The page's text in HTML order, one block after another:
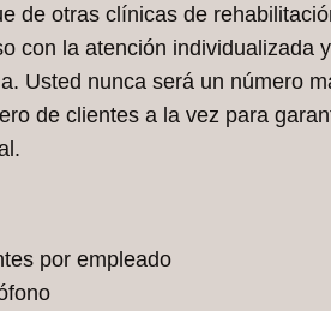
de otras clínicas de
con la atención individualizada
Usted nunca será un número
de clientes a la vez para
por empleado